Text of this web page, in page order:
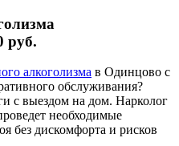
руб.
алкоголизма в Одинцово с
обслуживания?
с выездом на дом. Нарколог
необходимые
без дискомфорта и рисков